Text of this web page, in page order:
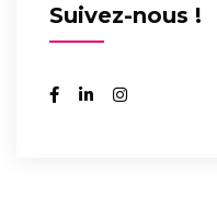
Suivez-nous !